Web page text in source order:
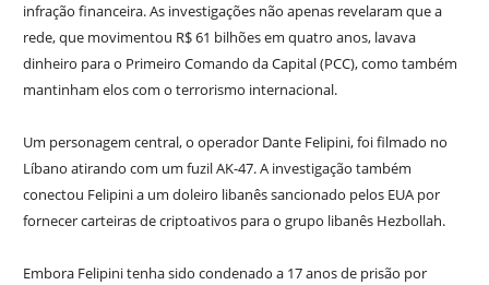
infração financeira. As investigações não apenas revelaram que a
rede, que movimentou R$ 61 bilhões em quatro anos, lavava
dinheiro para o Primeiro Comando da Capital (PCC), como também
mantinham elos com o terrorismo internacional.
Um personagem central, o operador Dante Felipini, foi filmado no
Líbano atirando com um fuzil AK-47. A investigação também
conectou Felipini a um doleiro libanês sancionado pelos EUA por
fornecer carteiras de criptoativos para o grupo libanês Hezbollah.
Embora Felipini tenha sido condenado a 17 anos de prisão por